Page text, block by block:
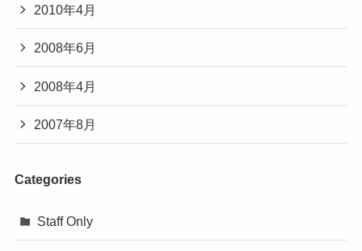
2010年4月
2008年6月
2008年4月
2007年8月
Categories
Staff Only